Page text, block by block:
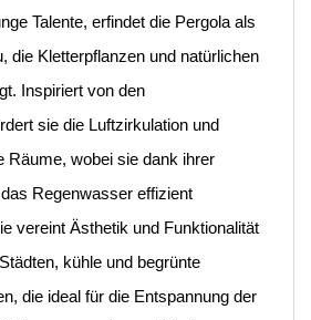
Talente, erfindet die Pergola als
die Kletterpflanzen und natürlichen
Inspiriert von den
sie die Luftzirkulation und
Räume, wobei sie dank ihrer
Regenwasser effizient
vereint Ästhetik und Funktionalität
kühle und begrünte
die ideal für die Entspannung der